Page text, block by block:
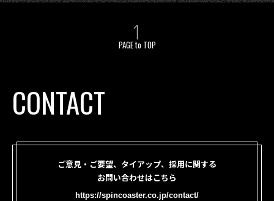
PAGE to TOP
CONTACT
ご意見・ご要望、タイアップ、採用に関する
お問い合わせはこちら
https://spincoaster.co.jp/contact/